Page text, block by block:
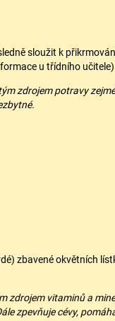
sloužit k
u třídního
zdrojem potravy
zbavené okvětních
zdrojem vitaminů a
zpevňuje cévy,